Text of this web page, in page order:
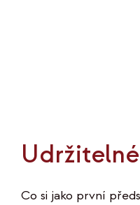
Co si jako první